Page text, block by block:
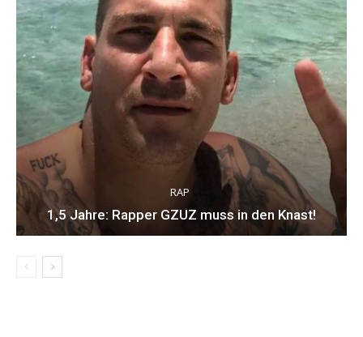
RAP
1,5 Jahre: Rapper GZUZ muss in den Knast!